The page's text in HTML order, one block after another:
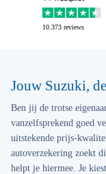
10.373 reviews
Jouw Suzuki,
Ben jij de trotse
vanzelfsprekend goed
uitstekende prijs-
autoverzekering zoekt
helpt je hiermee. Je